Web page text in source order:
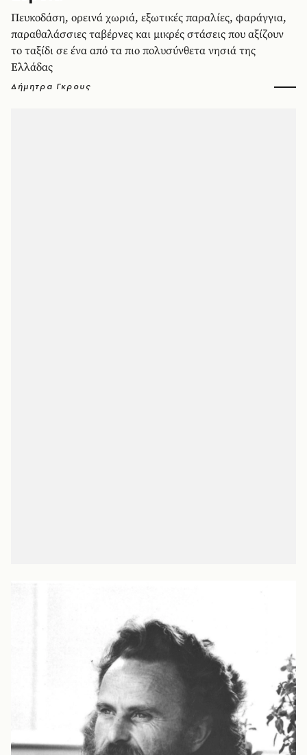
Πευκοδάση, ορεινά χωριά, εξωτικές παραλίες, φαράγγια,
παραθαλάσσιες ταβέρνες και μικρές στάσεις που αξίζουν
το ταξίδι σε ένα από τα πιο πολυσύνθετα νησιά της
Ελλάδας
Δήμητρα Γκρους